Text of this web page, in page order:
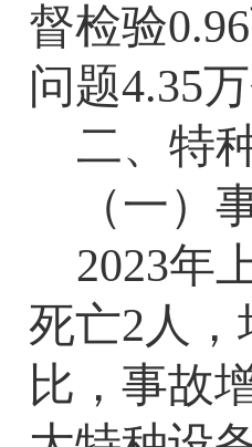
督检验0.96
问题4.35万
二、特
（一）
2023年
死亡2 人
比，事故